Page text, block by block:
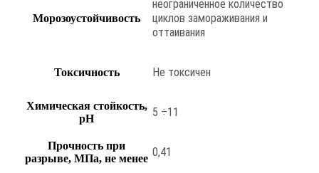
Морозоустойчивость
неограниченное количество
циклов замораживания и
оттаивания
Токсичность Не токсичен
Химическая стойкость,
pH
5 ÷11
Прочность при
разрыве, МПа, не менее 0,41